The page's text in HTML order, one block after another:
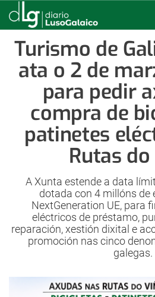
Turismo de
ata o 2 de
para pedir
compra de
patinetes
Rutas
A Xunta estende a data
dotada con 4 millóns de
NextGeneration UE, para
eléctricos de préstamo,
reparación, xestión dixital e
promoción nas cinco
galegas.